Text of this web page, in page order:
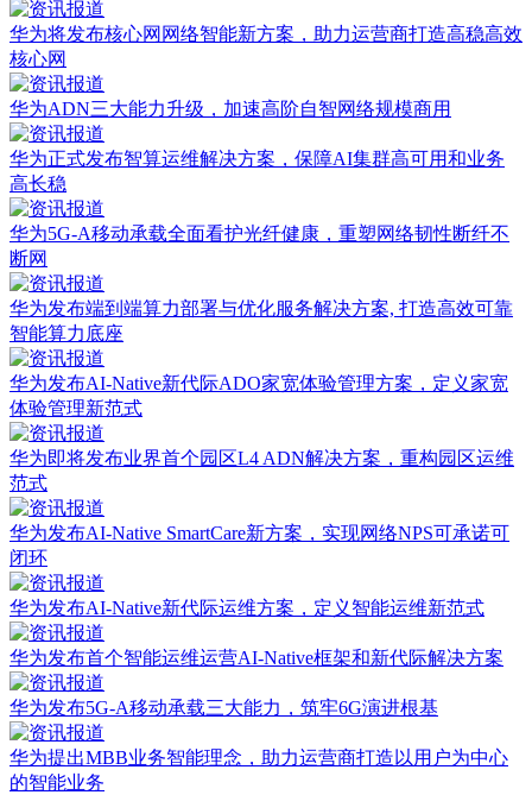
华为将发布核心网网络智能新方案，助力运营商打造高稳高效
核心网
华为ADN三大能力升级，加速高阶自智网络规模商用
华为正式发布智算运维解决方案，保障AI集群高可用和业务
高长稳
华为5G-A移动承载全面看护光纤健康，重塑网络韧性断纤不
断网
华为发布端到端算力部署与优化服务解决方案, 打造高效可靠
智能算力底座
华为发布AI-Native新代际ADO家宽体验管理方案，定义家宽
体验管理新范式
华为即将发布业界首个园区L4 ADN解决方案，重构园区运维
范式
华为发布AI-Native SmartCare新方案，实现网络NPS可承诺可
闭环
华为发布AI-Native新代际运维方案，定义智能运维新范式
华为发布首个智能运维运营AI-Native框架和新代际解决方案
华为发布5G-A移动承载三大能力，筑牢6G演进根基
华为提出MBB业务智能理念，助力运营商打造以用户为中心
的智能业务